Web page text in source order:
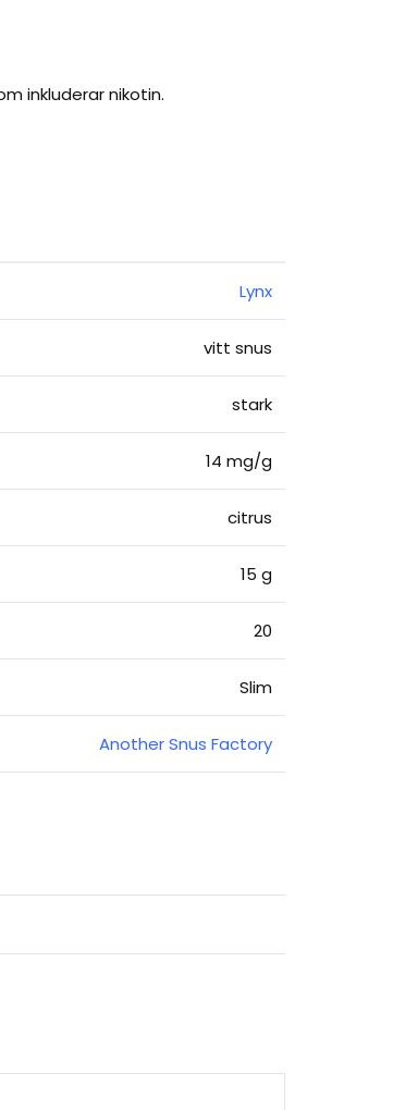
inkluderar nikotin.
Lynx
vitt snus
stark
14 mg/g
citrus
15 g
20
Slim
Another Snus Factory